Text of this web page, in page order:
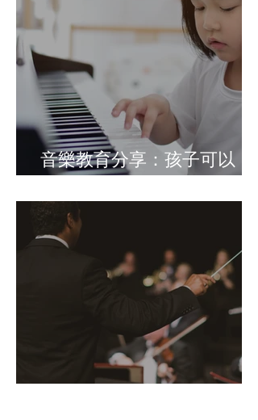
音樂教育分享：孩子可以
「亂彈」嗎？